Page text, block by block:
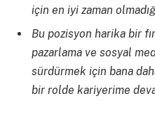
için en iyi zaman
Bu pozisyon harika bir
pazarlama ve sosyal
sürdürmek için bana
bir rolde kariyerime